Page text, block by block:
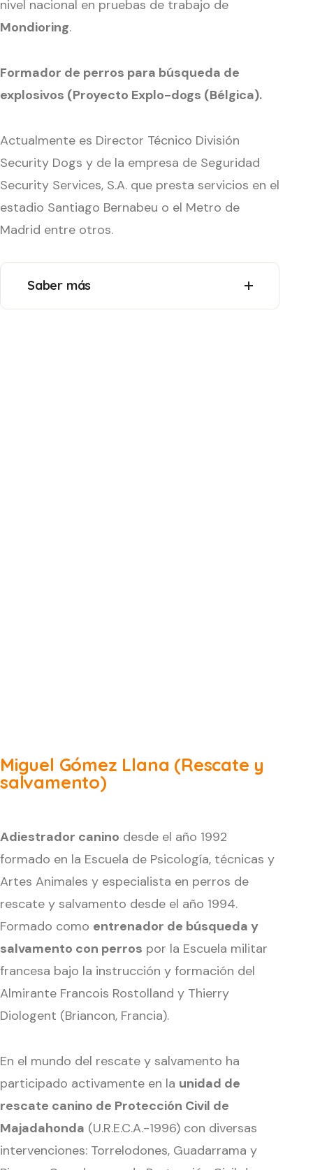
nivel nacional en pruebas de trabajo de
Mondioring.
Formador de perros para búsqueda de
explosivos (Proyecto Explo-dogs (Bélgica).
Actualmente es Director Técnico División
Security Dogs y de la empresa de Seguridad
Security Services, S.A. que presta servicios en el
estadio Santiago Bernabeu o el Metro de
Madrid entre otros.
Saber más
Miguel Gómez Llana (Rescate y
salvamento)
Adiestrador canino desde el año 1992
formado en la Escuela de Psicología, técnicas y
Artes Animales y especialista en perros de
rescate y salvamento desde el año 1994.
Formado como entrenador de búsqueda y
salvamento con perros por la Escuela militar
francesa bajo la instrucción y formación del
Almirante Francois Rostolland y Thierry
Diologent (Briancon, Francia).
En el mundo del rescate y salvamento ha
participado activamente en la unidad de
rescate canino de Protección Civil de
Majadahonda (U.R.E.C.A.-1996) con diversas
intervenciones: Torrelodones, Guadarrama y